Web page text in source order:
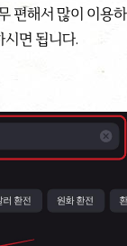
편해서 많이 이용
면 됩니다.